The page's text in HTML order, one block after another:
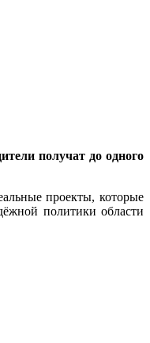
получат до одного
проекты, которые
политики области